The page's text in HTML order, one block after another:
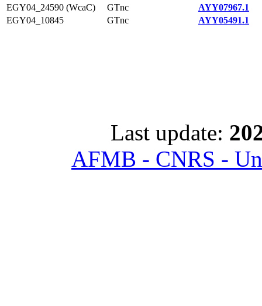
EGY04_24590 (WcaC)
GTnc
AYY07967.1
EGY04_10845
GTnc AYY05491.1
Last update:
AFMB - CNRS -